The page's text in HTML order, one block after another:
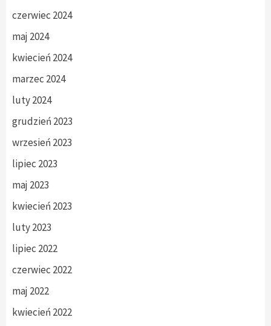
czerwiec 2024
maj 2024
kwiecień 2024
marzec 2024
luty 2024
grudzień 2023
wrzesień 2023
lipiec 2023
maj 2023
kwiecień 2023
luty 2023
lipiec 2022
czerwiec 2022
maj 2022
kwiecień 2022